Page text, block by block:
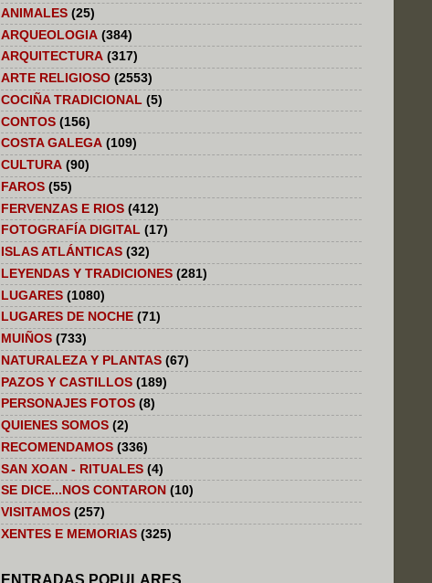
ANIMALES (25)
ARQUEOLOGIA (384)
ARQUITECTURA (317)
ARTE RELIGIOSO (2553)
COCIÑA TRADICIONAL (5)
CONTOS (156)
COSTA GALEGA (109)
CULTURA (90)
FAROS (55)
FERVENZAS E RIOS (412)
FOTOGRAFÍA DIGITAL (17)
ISLAS ATLÁNTICAS (32)
LEYENDAS Y TRADICIONES (281)
LUGARES (1080)
LUGARES DE NOCHE (71)
MUIÑOS (733)
NATURALEZA Y PLANTAS (67)
PAZOS Y CASTILLOS (189)
PERSONAJES FOTOS (8)
QUIENES SOMOS (2)
RECOMENDAMOS (336)
SAN XOAN - RITUALES (4)
SE DICE...NOS CONTARON (10)
VISITAMOS (257)
XENTES E MEMORIAS (325)